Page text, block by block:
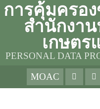
การคุ้มครอ
สำนักงา
เกษต
PERSONAL DATA
MOAC